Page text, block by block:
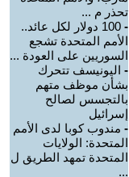
تحذر م ...
-
100 دولار لكل عائد..
الأمم المتحدة تشجع
السوريين على العودة ...
- اليونيسف تتحرك
بشأن موظف متهم
بالتجسس لصالح
إسرائيل
- مندوب كوبا لدى الأمم
المتحدة: الولايات
المتحدة تمهد الطريق ل
...